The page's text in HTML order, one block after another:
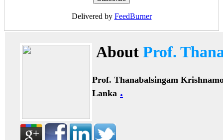
Delivered by FeedBurner
About Prof.
Prof. Thanabalsingam
Lanka .